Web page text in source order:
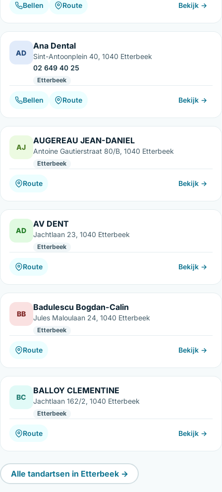
Bellen Route Bekijk →
AD
Ana Dental
Sint-Antoonplein 40, 1040 Etterbeek
02 649 40 25
Etterbeek
Bellen Route Bekijk →
AJ
AUGEREAU JEAN-DANIEL
Antoine Gautierstraat 80/B, 1040 Etterbeek
Etterbeek
Route Bekijk →
AD
AV DENT
Jachtlaan 23, 1040 Etterbeek
Etterbeek
Route Bekijk →
BB
Badulescu Bogdan-Calin
Jules Maloulaan 24, 1040 Etterbeek
Etterbeek
Route Bekijk →
BC
BALLOY CLEMENTINE
Jachtlaan 162/2, 1040 Etterbeek
Etterbeek
Route Bekijk →
Alle tandartsen in Etterbeek →